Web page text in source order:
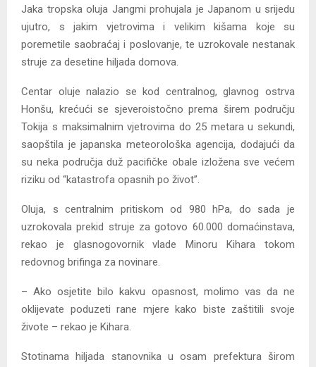
Jaka tropska oluja Jangmi prohujala je Japanom u srijedu
ujutro, s jakim vjetrovima i velikim kišama koje su
poremetile saobraćaj i poslovanje, te uzrokovale nestanak
struje za desetine hiljada domova.
Centar oluje nalazio se kod centralnog, glavnog ostrva
Honšu, krećući se sjeveroistočno prema širem području
Tokija s maksimalnim vjetrovima do 25 metara u sekundi,
saopštila je japanska meteorološka agencija, dodajući da
su neka područja duž pacifičke obale izložena sve većem
riziku od “katastrofa opasnih po život”.
Oluja, s centralnim pritiskom od 980 hPa, do sada je
uzrokovala prekid struje za gotovo 60.000 domaćinstava,
rekao je glasnogovornik vlade Minoru Kihara tokom
redovnog brifinga za novinare.
– Ako osjetite bilo kakvu opasnost, molimo vas da ne
oklijevate poduzeti rane mjere kako biste zaštitili svoje
živote – rekao je Kihara.
Stotinama hiljada stanovnika u osam prefektura širom